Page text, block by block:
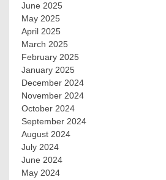
June 2025
May 2025
April 2025
March 2025
February 2025
January 2025
December 2024
November 2024
October 2024
September 2024
August 2024
July 2024
June 2024
May 2024